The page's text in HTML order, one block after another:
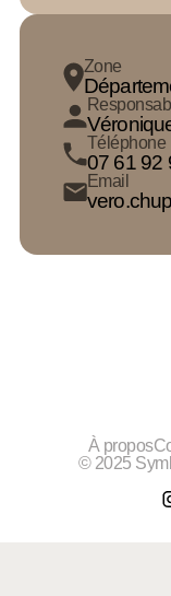
Zone
Téléphone
07 61 92
Email
À propos
© 2025